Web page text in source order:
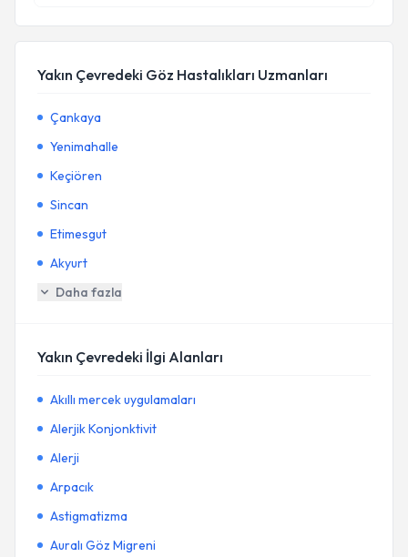
Yakın Çevredeki Göz Hastalıkları Uzmanları
Çankaya
Yenimahalle
Keçiören
Sincan
Etimesgut
Akyurt
Daha fazla
Yakın Çevredeki İlgi Alanları
Akıllı mercek uygulamaları
Alerjik Konjonktivit
Alerji
Arpacık
Astigmatizma
Auralı Göz Migreni